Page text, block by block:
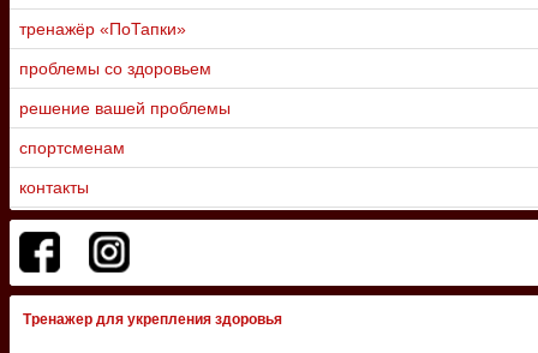
тренажёр «ПоТапки»
проблемы со здоровьем
решение вашей проблемы
спортсменам
контакты
Тренажер для укрепления здоровья